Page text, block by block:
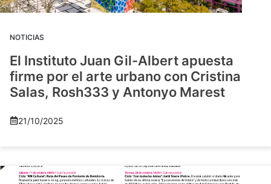
NOTICIAS
El Instituto Juan Gil-Albert apuesta
firme por el arte urbano con Cristina
Salas, Rosh333 y Antonyo Marest
21/10/2025